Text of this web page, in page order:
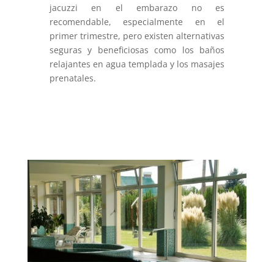
jacuzzi en el embarazo no es
recomendable, especialmente en el
primer trimestre, pero existen alternativas
seguras y beneficiosas como los baños
relajantes en agua templada y los masajes
prenatales.